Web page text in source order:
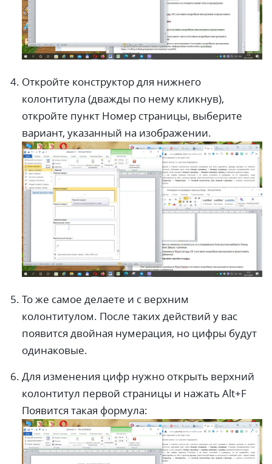
Откройте конструктор для нижнего
колонтитула (дважды по нему кликнув),
откройте пункт Номер страницы, выберите
вариант, указанный на изображении.
То же самое делаете и с верхним
колонтитулом. После таких действий у вас
появится двойная нумерация, но цифры будут
одинаковые.
Для изменения цифр нужно открыть верхний
колонтитул первой страницы и нажать Alt+F
Появится такая формула: